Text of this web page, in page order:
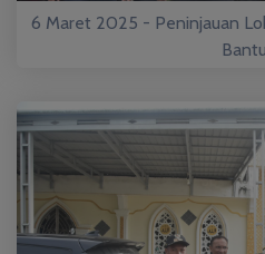
6 Maret 2025 - Peninjauan